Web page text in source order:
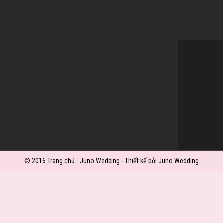
© 2016 Trang chủ - Juno Wedding - Thiết kế bởi Juno Wedding